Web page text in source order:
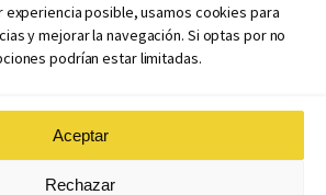
experiencia posible, usamos cookies para
y mejorar la navegación. Si optas por no
podrían estar limitadas.
Aceptar
Rechazar